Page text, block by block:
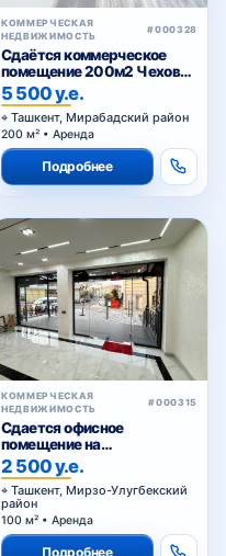
КОММЕРЧЕСКАЯ
НЕДВИЖИМОСТЬ
#000328
Сдаётся коммерческое
помещение 200м2 Чехова,
Тараса Шевченко
5 500 у.е.
Ташкент, Мирабадский район
200 м² • Аренда
Подробнее
КОММЕРЧЕСКАЯ
НЕДВИЖИМОСТЬ
#000315
Сдается офисное
помещение на
Циолковском
2 500 у.е.
Ташкент, Мирзо-Улугбекский
район
100 м² • Аренда
Подробнее